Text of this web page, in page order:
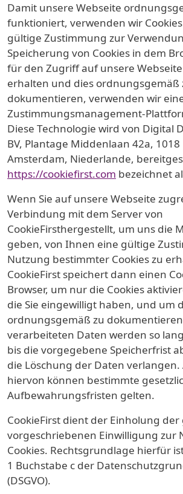
Damit unsere Webseite
funktioniert, verwenden wir
gültige Zustimmung zur
Speicherung von Cookies in dem
für den Zugriff auf unsere
erhalten und dies ordnungsgemäß
dokumentieren, verwenden wir
Zustimmungsmanagement-
Diese Technologie wird von Digital
BV, Plantage Middenlaan 42a, 1018
Amsterdam, Niederlande,
https://cookiefirst.com bezeichnet
Wenn Sie auf unsere Webseite
Verbindung mit dem Server von
CookieFirsthergestellt, um uns die
geben, von Ihnen eine gültige
Nutzung bestimmter Cookies zu
CookieFirst speichert dann einen
Browser, um nur die Cookies
die Sie eingewilligt haben, und um
ordnungsgemäß zu
verarbeiteten Daten werden so
bis die vorgegebene Speicherfrist
die Löschung der Daten verlangen.
hiervon können bestimmte
Aufbewahrungsfristen gelten.
CookieFirst dient der Einholung der
vorgeschriebenen Einwilligung zur
Cookies. Rechtsgrundlage hierfür
1 Buchstabe c der
(DSGVO).